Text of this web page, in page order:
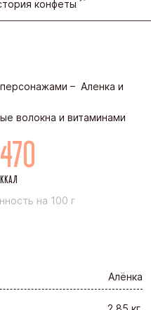
конфеты
– Аленка и
волокна и витаминами
470
ККАЛ
на 100 г
Алёнка